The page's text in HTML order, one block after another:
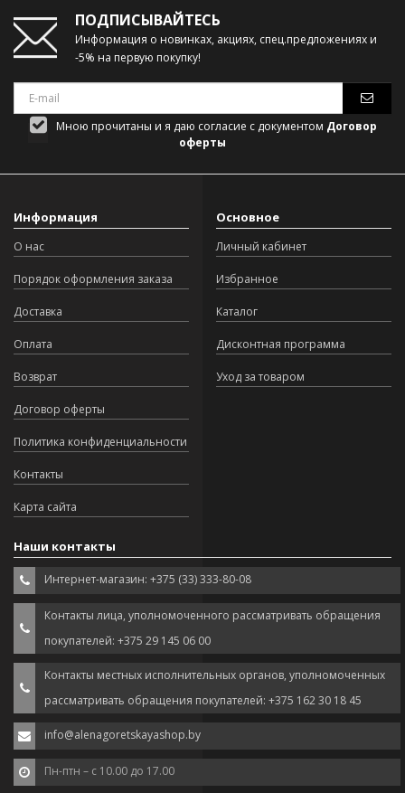
ПОДПИСЫВАЙТЕСЬ
Информация о новинках, акциях, спец.предложениях и
-5% на первую покупку!
Мною прочитаны и я даю согласие с документом Договор
оферты
Информация
О нас
Порядок оформления заказа
Доставка
Оплата
Возврат
Договор оферты
Политика конфиденциальности
Контакты
Карта сайта
Основное
Личный кабинет
Избранное
Каталог
Дисконтная программа
Уход за товаром
Наши контакты
Интернет-магазин: +375 (33) 333-80-08
Контакты лица, уполномоченного рассматривать обращения
покупателей: +375 29 145 06 00
Контакты местных исполнительных органов, уполномоченных
рассматривать обращения покупателей: +375 162 30 18 45
info@alenagoretskayashop.by
Пн-птн – с 10.00 до 17.00